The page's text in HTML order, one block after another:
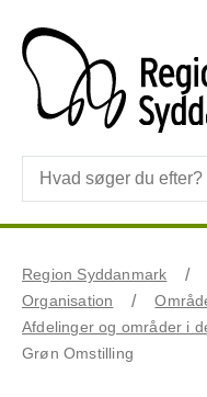
Region Syddanmark
Organisation
Afdelinger og områder i
Grøn Omstilling